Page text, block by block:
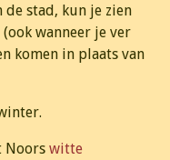
de stad, kun je zien
wanneer je ver
komen in plaats van
Noors witte